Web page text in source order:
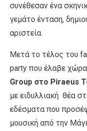
συνέθεσαν ένα
γεμάτο ένταση,
αριστεία.
Μετά το τέλος του
party που έλαβε
Group στο Piraeus
με ειδυλλιακή θέα
εδέσματα που
μουσική από την